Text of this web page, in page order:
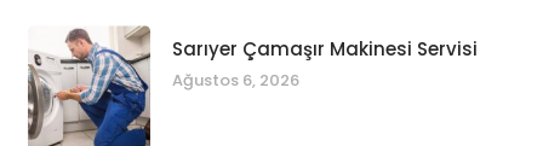
Sarıyer Çamaşır Makinesi Servisi
Ağustos 6, 2026